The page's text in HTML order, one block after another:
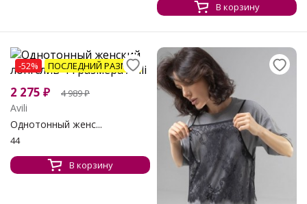
В корзину
-52% ПОСЛЕДНИЙ РАЗМЕР
2 275 ₽ 4 989₽
Avili
Однотонный женс...
44
В корзину